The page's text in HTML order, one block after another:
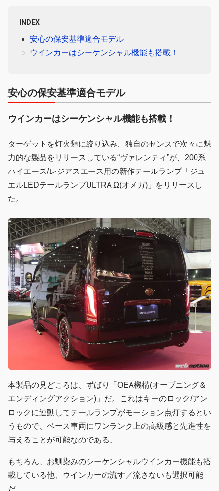
INDEX
安心の保安基準適合モデル
ウインカーはシーケンシャル機能も搭載！
安心の保安基準適合モデル
ウインカーはシーケンシャル機能も搭載！
ターゲットを灯火類に絞り込み、独自のセンスで次々に魅
力的な製品をリリースしている“ヴァレンティ”が、200系
ハイエース/レジアスエース用の新作テールランプ「ジュ
エルLEDテールランプULTRA Ω(オメガ)」をリリースし
た。
本製品の見どころは、ずばり「OEA機構(オープニング＆
エンディングアクション)」だ。これはキーのロック/アン
ロックに連動してテールランプがモーション点灯するとい
うもので、ベース車両にワンランク上の高級感と先進性を
与えることが可能なのである。
もちろん、お馴染みのシーケンシャルウインカー機能も搭
載している他、ウインカーの流す／流さないも選択可能
だ。